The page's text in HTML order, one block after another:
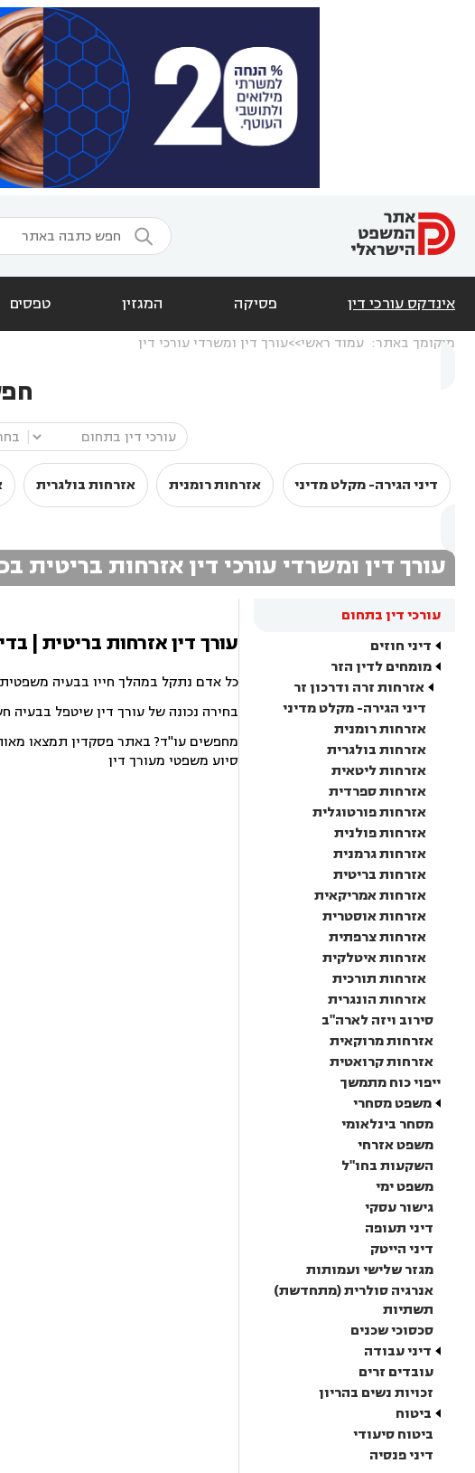

אינדקס עורכי דין פסיקה המגזין טפסים
מיקומך באתר: עמוד ראשי עורך דין ומשרדי עורכי דין
דיני הגירה- מקלט מדיני אזרחות רומנית אזרחות בולגרית
עורך דין ומשרדי עורכי דין אזרחות בריטית
עורכי דין בתחום
דיני חוזים
מומחים לדין הזר
אזרחות זרה ודרכון זר
דיני הגירה- מקלט מדיני
אזרחות רומנית
אזרחות בולגרית
אזרחות ליטאית
אזרחות ספרדית
אזרחות פורטוגלית
אזרחות פולנית
אזרחות גרמנית
אזרחות בריטית
אזרחות אמריקאית
אזרחות אוסטרית
אזרחות צרפתית
אזרחות איטלקית
אזרחות תורכית
אזרחות הונגרית
סירוב ויזה לארה"ב
אזרחות מרוקאית
אזרחות קרואטית
ייפוי כוח מתמשך
משפט מסחרי
מסחר בינלאומי
משפט אזרחי
השקעות בחו"ל
משפט ימי
גישור עסקי
דיני תעופה
דיני הייטק
מגזר שלישי ועמותות
אנרגיה סולרית (מתחדשת)
תשתיות
סכסוכי שכנים
דיני עבודה
עובדים זרים
זכויות נשים בהריון
ביטוח
ביטוח סיעודי
דיני פנסיה
עורך דין אזרחות בריטית |
כל אדם נתקל במהלך חייו בבעיה
בחירה נכונה של עורך דין שיטפל בבעיה
מחפשים עו"ד? באתר פסקדין תמצאו מאות
סיוע משפטי מעורך דין